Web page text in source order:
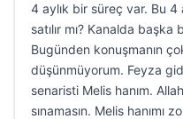
4 aylık bir süreç var. Bu
satılır mı? Kanalda
Bugünden konuşmanın
düşünmüyorum. Feyza
senaristi Melis hanım.
sınamasın. Melis hanımı